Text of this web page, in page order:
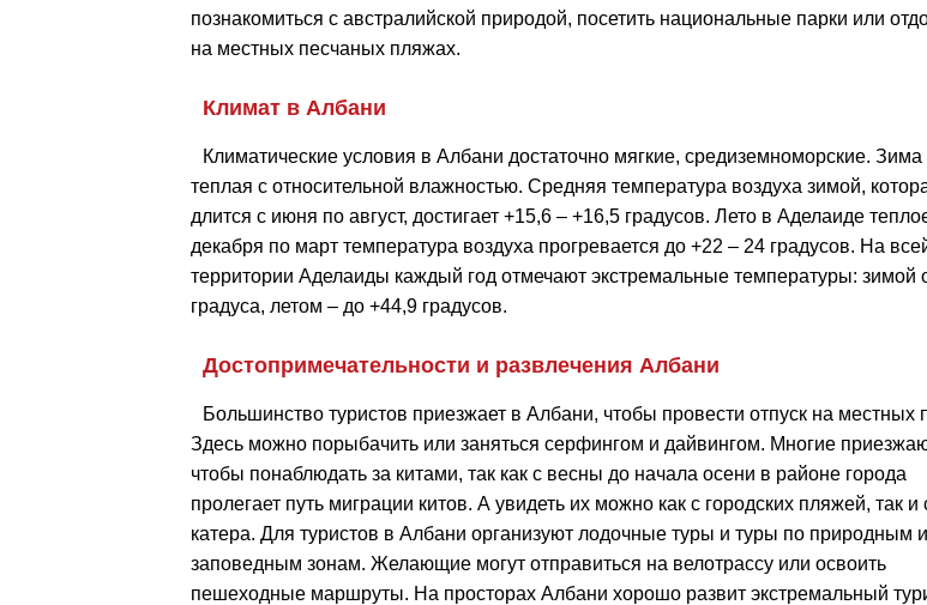
познакомиться с австралийской природой, посетить национальные парки или
на местных песчаных пляжах.
Климат в Албани
Климатические условия в Албани достаточно мягкие, средиземноморские. Зима
теплая с относительной влажностью. Средняя температура воздуха зимой,
длится с июня по август, достигает +15,6 – +16,5 градусов. Лето в Аделаиде
декабря по март температура воздуха прогревается до +22 – 24 градусов. На
территории Аделаиды каждый год отмечают экстремальные температуры: зимой
градуса, летом – до +44,9 градусов.
Достопримечательности и развлечения Албани
Большинство туристов приезжает в Албани, чтобы провести отпуск на местных
Здесь можно порыбачить или заняться серфингом и дайвингом. Многие
чтобы понаблюдать за китами, так как с весны до начала осени в районе города
пролегает путь миграции китов. А увидеть их можно как с городских пляжей, так и
катера. Для туристов в Албани организуют лодочные туры и туры по природным и
заповедным зонам. Желающие могут отправиться на велотрассу или освоить
пешеходные маршруты. На просторах Албани хорошо развит экстремальный